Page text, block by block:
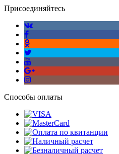
Присоединяйтесь
Способы оплаты